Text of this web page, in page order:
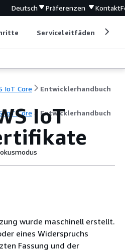
Deutsch Präferenzen Kontakt
Serviceleitfäden
IoT Core Entwicklerhandbuch
IoT Core Entwicklerhandbuch
IoT
wurde maschinell erstellt.
eines Widerspruchs
Fassung und der